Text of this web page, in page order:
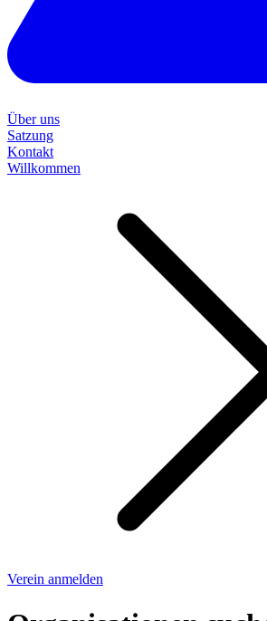
Über uns
Satzung
Kontakt
Willkommen
Verein anmelden